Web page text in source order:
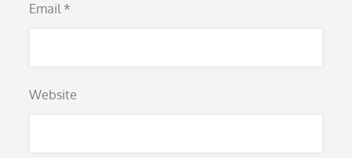
Email *
Website